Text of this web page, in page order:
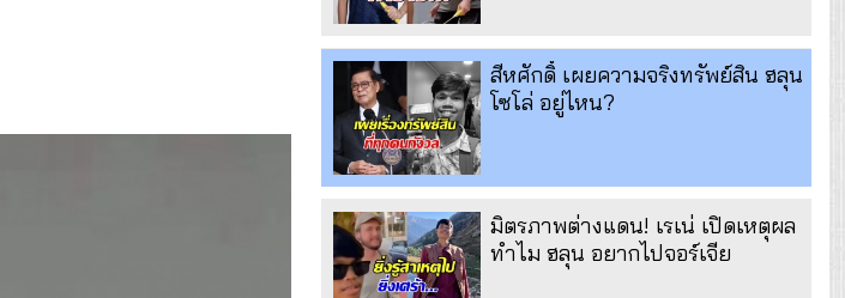
สีหศักดิ์ เผยความจริงทรัพย์สิน ฮลุน
โซโล่ อยู่ไหน?
มิตรภาพต่างแดน! เรเน่ เปิดเหตุผล
ทำไม ฮลุน อยากไปจอร์เจีย